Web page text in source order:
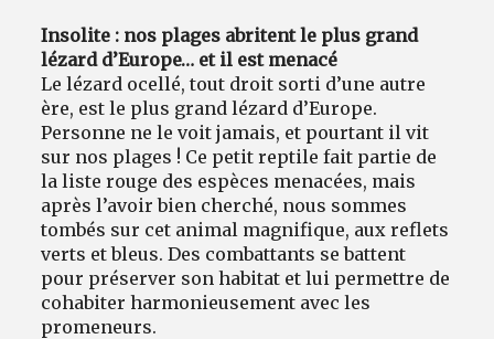
Insolite : nos plages abritent le plus grand
lézard d’Europe… et il est menacé
Le lézard ocellé, tout droit sorti d’une autre
ère, est le plus grand lézard d’Europe.
Personne ne le voit jamais, et pourtant il vit
sur nos plages ! Ce petit reptile fait partie de
la liste rouge des espèces menacées, mais
après l’avoir bien cherché, nous sommes
tombés sur cet animal magnifique, aux reflets
verts et bleus. Des combattants se battent
pour préserver son habitat et lui permettre de
cohabiter harmonieusement avec les
promeneurs.